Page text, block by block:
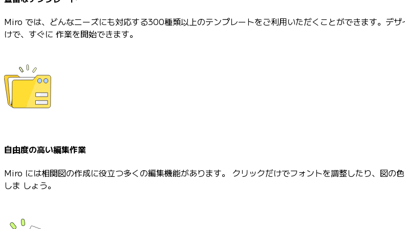
Miro では、どんなニーズにも対応する300種類以上のテンプレートをご利用いただくことができます。デ
けで、すぐに 作業を開始できます。
自由度の高い編集作業
Miro には相関図の作成に役立つ多くの編集機能があります。 クリックだけでフォントを調整したり、図の
しま しょう。